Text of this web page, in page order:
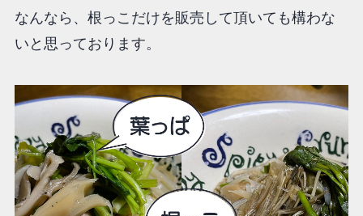
なんなら、根っこだけを販売して頂いても構わな
いと思っております。